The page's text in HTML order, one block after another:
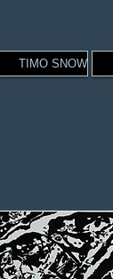
TIMO SNOW